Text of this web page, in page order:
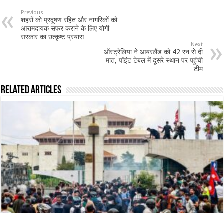
Previous
शहरों को प्रदूषण रहित और नागरिकों को
आरामदायक सफर कराने के लिए योगी
सरकार का उत्कृष्ट प्रयास
Next
ऑस्ट्रेलिया ने आयरलैंड को 42 रन से दी
मात, पॉइंट टेबल में दूसरे स्थान पर पहुंची
टीम
Related Articles